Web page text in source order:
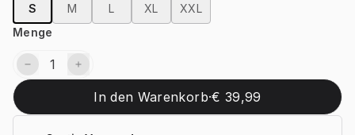
S
M L XL
XXL
Menge
In den Warenkorb·€ 39,99